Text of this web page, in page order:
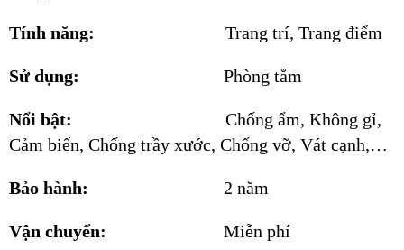
Tính năng: Trang trí, Trang điểm
Sử dụng: Phòng tắm
Nổi bật: Chống ẩm, Không gỉ,
Cảm biến, Chống trầy xước, Chống vỡ, Vát cạnh,…
Bảo hành: 2 năm
Vận chuyển: Miễn phí